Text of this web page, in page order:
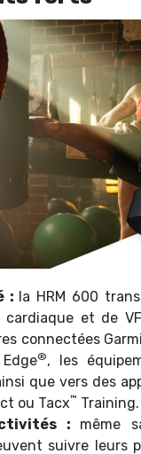
: la HRM 600
et de
connectées
®, les
que vers des
ou Tacx™ Training.
: même
suivre leurs